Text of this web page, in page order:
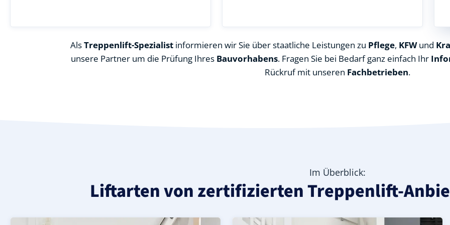
AlsTreppenlift-Spezialist informieren wir Sie über staatliche Leistungen zu Pflege, KFWund
unsere Partner um die Prüfung Ihres Bauvorhabens. Fragen Sie bei Bedarf ganz einfach Ihr
Rückruf mit unseren Fachbetrieben.
Im Überblick:
Liftarten von zertifizierten Treppenlift-